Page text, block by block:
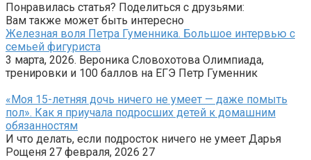
Понравилась статья? Поделиться с друзьями:
Вам также может быть интересно
Железная воля Петра Гуменника. Большое интервью с
семьей фигуриста
3 марта, 2026. Вероника Словохотова Олимпиада,
тренировки и 100 баллов на ЕГЭ Петр Гуменник
«Моя 15-летняя дочь ничего не умеет — даже помыть
пол». Как я приучала подросших детей к домашним
обязанностям
И что делать, если подросток ничего не умеет Дарья
Рощеня 27 февраля, 2026 27